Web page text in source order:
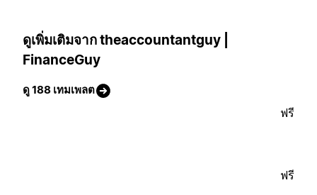
ดูเพิ่มเติมจาก theaccountantguy |
FinanceGuy
ดู 188 เทมเพลต
ฟรี
ฟรี